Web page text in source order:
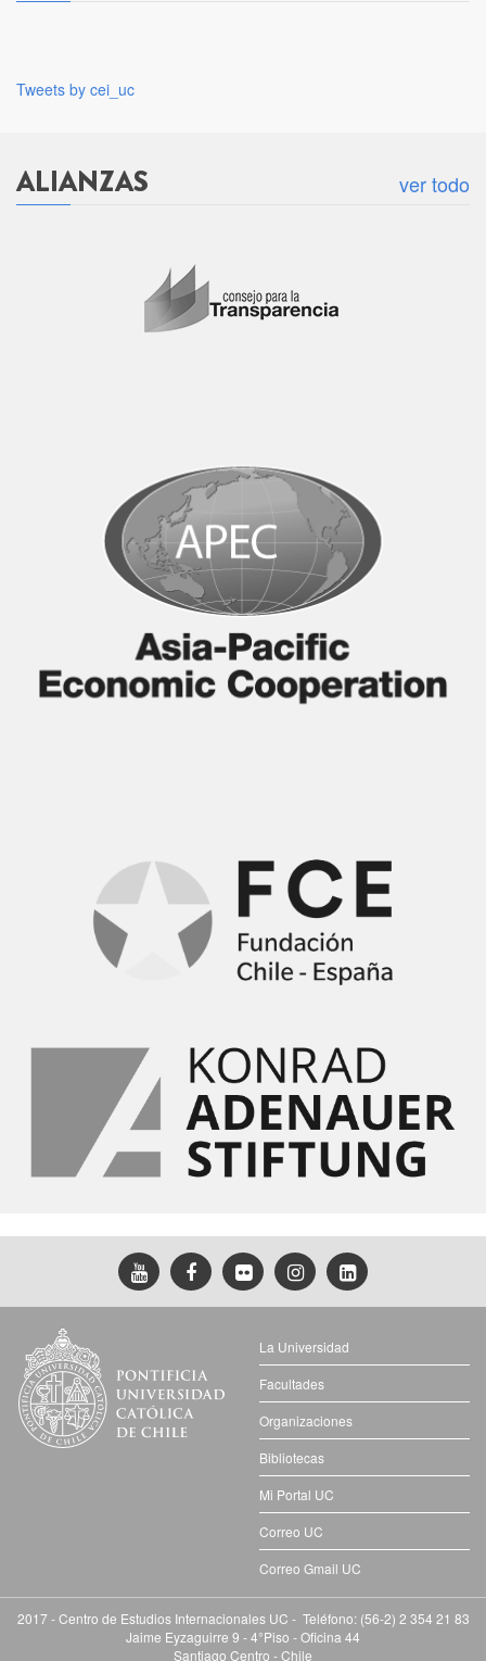
Tweets by cei_uc
ALIANZAS ver todo
La Universidad
Facultades
Organizaciones
Bibliotecas
Mi Portal UC
Correo UC
Correo Gmail UC
2017 - Centro de Estudios Internacionales UC - Teléfono: (56-2) 2 354 21 83
Jaime Eyzaguirre 9 - 4°Piso - Oficina 44
Santiago Centro - Chile